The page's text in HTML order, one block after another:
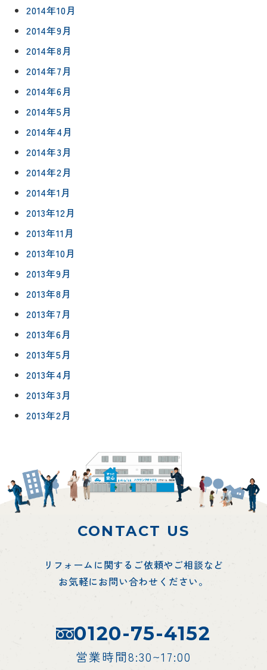
2014年10月
2014年9月
2014年8月
2014年7月
2014年6月
2014年5月
2014年4月
2014年3月
2014年2月
2014年1月
2013年12月
2013年11月
2013年10月
2013年9月
2013年8月
2013年7月
2013年6月
2013年5月
2013年4月
2013年3月
2013年2月
CONTACT US
リフォームに関するご依頼やご相談など
お気軽にお問い合わせください。
0120-75-4152
営業時間8:30~17:00